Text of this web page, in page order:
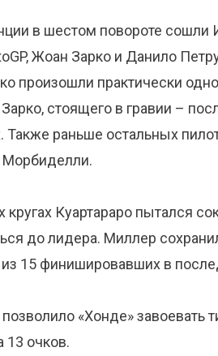
в шестом повороте
Жоан Зарко и Данило
произошли практически
Зарко, стоящего в гравии –
Также раньше остальных
Морбиделли.
Куартараро пытался
до лидера. Миллер
15 финишировавших в
«Хонде» завоевать
13 очков.